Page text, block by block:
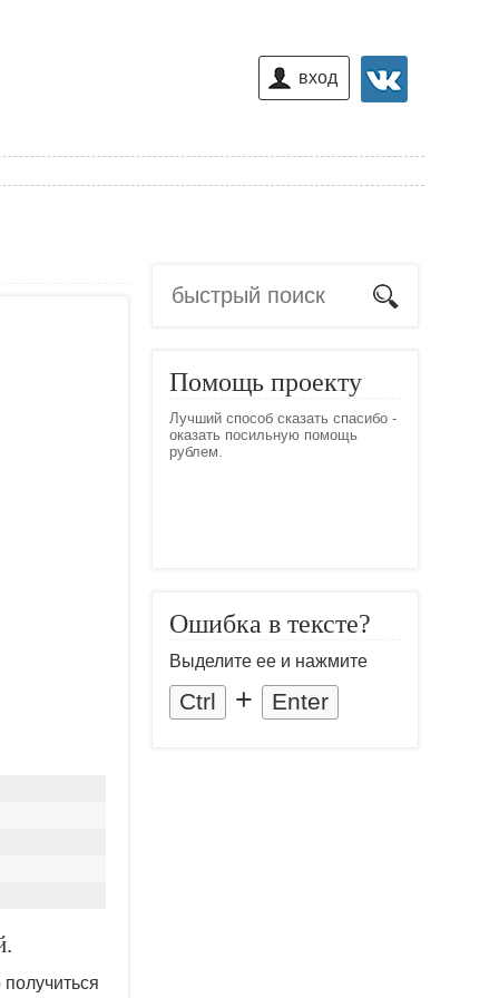
вход
Помощь проекту
Лучший способ сказать спасибо -
оказать посильную помощь
рублем.
Ошибка в тексте?
Выделите ее и нажмите
Ctrl + Enter